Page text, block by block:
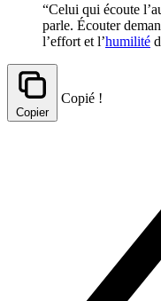
“Celui qui écoute
parle. Écouter
l’effort et l’humilité
Copier
Copié !